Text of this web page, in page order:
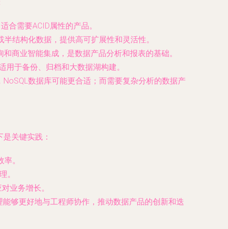
合需要ACID属性的产品。
结构化数据，提供高可扩展性和灵活性。
商业智能集成，是数据产品分析和报表的基础。
用于备份、归档和大数据湖构建。
数据库可能更合适；而需要复杂分析的数据产
关键实践：
。
。
业务增长。
够更好地与工程师协作，推动数据产品的创新和迭